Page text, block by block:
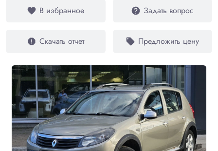
favorite В избранное help Задать вопрос
report Скачать отчет local_offer Предложить цену